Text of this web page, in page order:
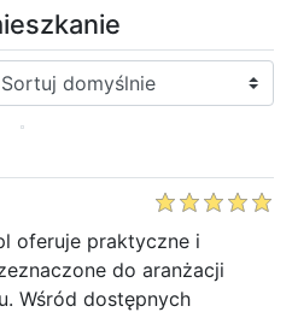
oferuje praktyczne i
do aranżacji
Wśród dostępnych